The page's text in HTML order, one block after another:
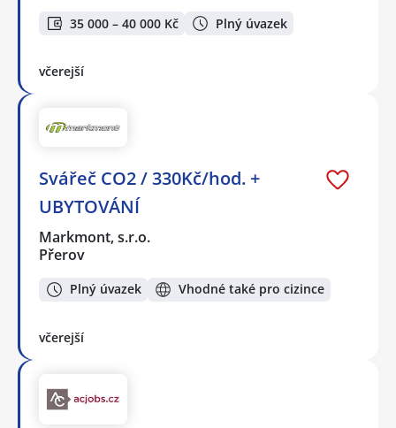
35 000 – 40 000 Kč Plný úvazek
včerejší
Svářeč CO2 / 330Kč/hod. +
UBYTOVÁNÍ
Markmont, s.r.o.
Přerov
Plný úvazek Vhodné také pro cizince
včerejší